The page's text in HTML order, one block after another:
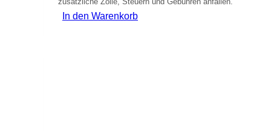
In den Warenkorb